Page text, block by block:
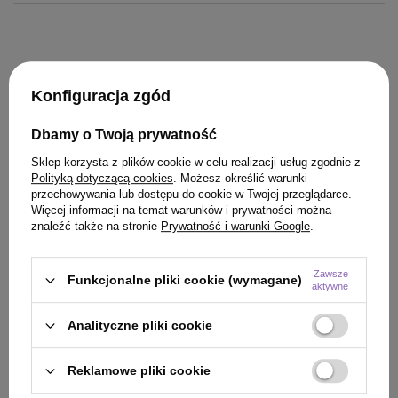
KLIENCI, KTÓRZY KUPILI TEN
PRODUKT KUPILI TAKŻE
Konfiguracja zgód
Dbamy o Twoją prywatność
Sklep korzysta z plików cookie w celu realizacji usług zgodnie z
Polityką dotyczącą cookies. Możesz określić warunki
przechowywania lub dostępu do cookie w Twojej przeglądarce.
Więcej informacji na temat warunków i prywatności można
znaleźć także na stronie Prywatność i warunki Google.
Funkcjonalne pliki cookie (wymagane)
Zawsze
aktywne
Analityczne pliki cookie
Reklamowe pliki cookie